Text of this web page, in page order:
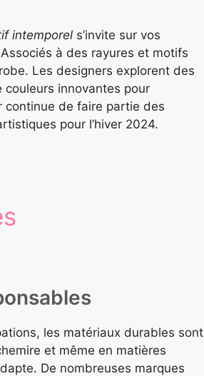
intemporel s’invite sur vos
Associés à des rayures et motifs
Les designers explorent des
innovantes pour
continue de faire partie des
pour l’hiver 2024.
les matériaux durables sont
et même en matières
De nombreuses marques